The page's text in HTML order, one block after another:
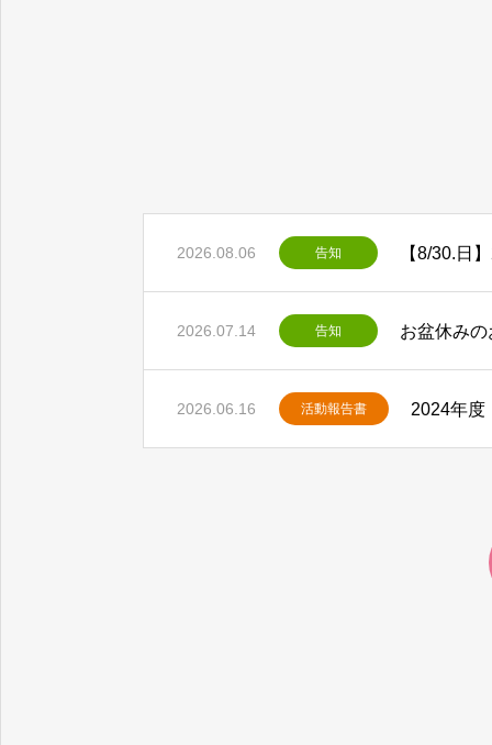
2026.08.06 告知
2026.07.14 告知 お盆休み
2026.06.16 活動報告書 2024年度